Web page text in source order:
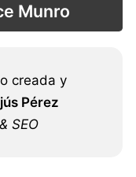
Munro
creada y
Pérez
SEO